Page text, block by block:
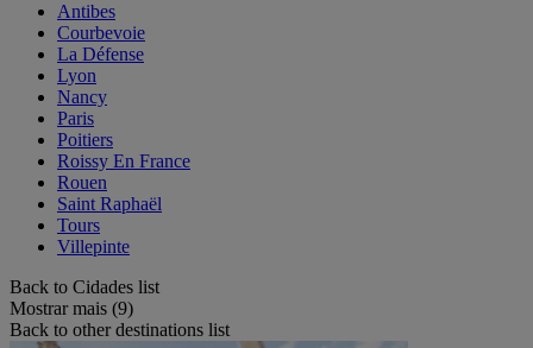
Antibes
Courbevoie
La Défense
Lyon
Nancy
Paris
Poitiers
Roissy En France
Rouen
Saint Raphaël
Tours
Villepinte
Back to Cidades list
Mostrar mais (9)
Back to other destinations list